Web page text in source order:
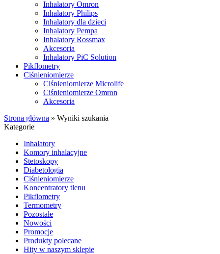
Inhalatory Omron
Inhalatory Philips
Inhalatory dla dzieci
Inhalatory Pempa
Inhalatory Rossmax
Akcesoria
Inhalatory PiC Solution
Pikflometry
Ciśnieniomierze
Ciśnieniomierze Microlife
Ciśnieniomierze Omron
Akcesoria
Strona główna » Wyniki szukania
Kategorie
Inhalatory
Komory inhalacyjne
Stetoskopy
Diabetologia
Ciśnieniomierze
Koncentratory tlenu
Pikflometry
Termometry
Pozostałe
Nowości
Promocje
Produkty polecane
Hity w naszym sklepie